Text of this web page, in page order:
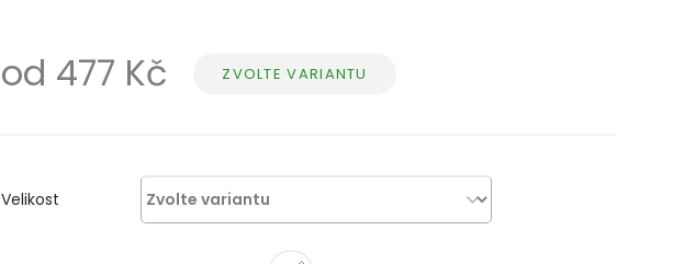
od 477 Kč Měrná
ZVOLTE VARIANTU
Velikost